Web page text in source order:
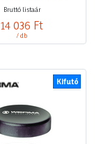
Bruttó listaár
14 036 Ft
/ db
Kifutó